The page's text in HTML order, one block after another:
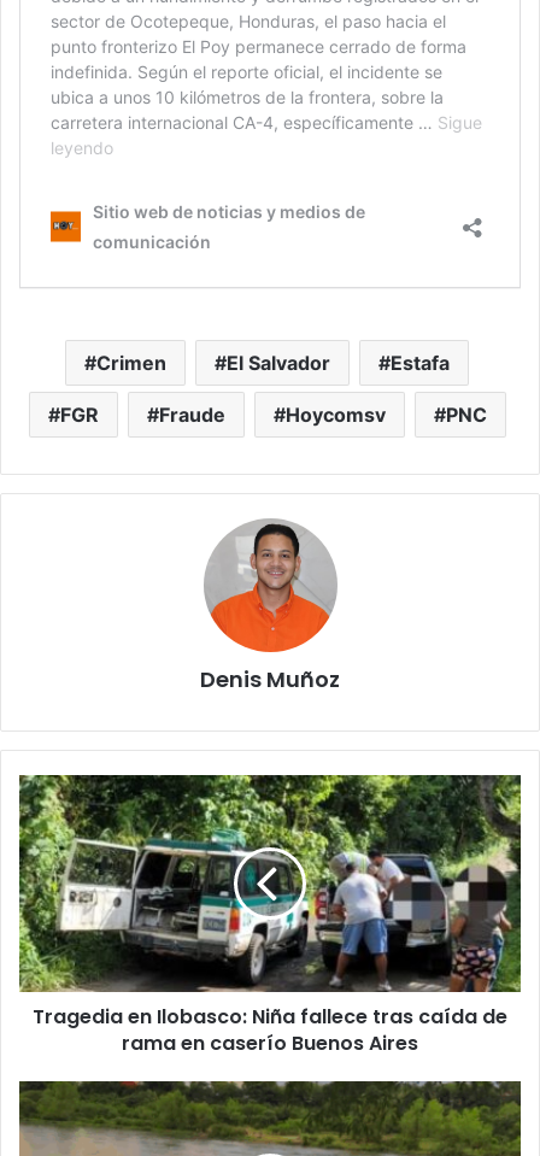
Crimen El Salvador Estafa
FGR Fraude Hoycomsv PNC
Denis Muñoz
Tragedia
en
Ilobasco:
Niña
fallece
tras
caída
de
rama
en
Aires
Tragedia en Ilobasco: Niña fallece tras caída de
rama en caserío Buenos Aires
Tres
personas
pierden